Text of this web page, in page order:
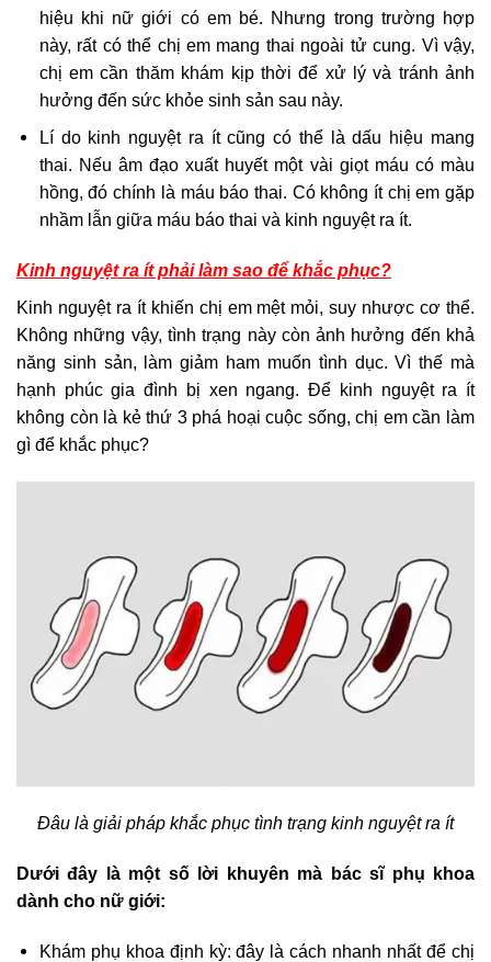
hiệu khi nữ giới có em bé. Nhưng trong trường hợp
này, rất có thể chị em mang thai ngoài tử cung. Vì vậy,
chị em cần thăm khám kịp thời để xử lý và tránh ảnh
hưởng đến sức khỏe sinh sản sau này.
Lí do kinh nguyệt ra ít cũng có thể là dấu hiệu mang
thai. Nếu âm đạo xuất huyết một vài giọt máu có màu
hồng, đó chính là máu báo thai. Có không ít chị em gặp
nhầm lẫn giữa máu báo thai và kinh nguyệt ra ít.
Kinh nguyệt ra ít phải làm sao để khắc phục?
Kinh nguyệt ra ít khiến chị em mệt mỏi, suy nhược cơ thể.
Không những vậy, tình trạng này còn ảnh hưởng đến khả
năng sinh sản, làm giảm ham muốn tình dục. Vì thế mà
hạnh phúc gia đình bị xen ngang. Để kinh nguyệt ra ít
không còn là kẻ thứ 3 phá hoại cuộc sống, chị em cần làm
gì để khắc phục?
Đâu là giải pháp khắc phục tình trạng kinh nguyệt ra ít
Dưới đây là một số lời khuyên mà bác sĩ phụ khoa
dành cho nữ giới:
Khám phụ khoa định kỳ: đây là cách nhanh nhất để chị